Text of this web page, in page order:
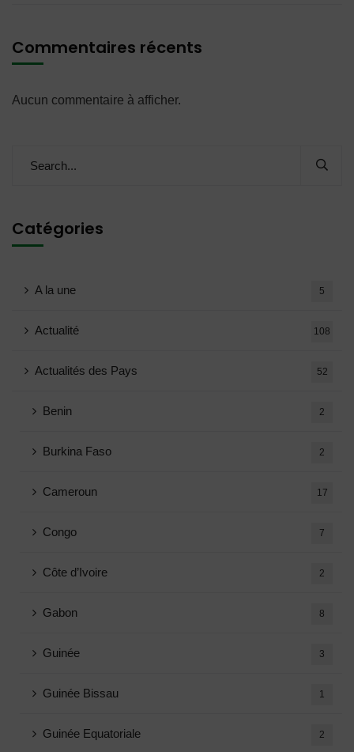
Commentaires récents
Aucun commentaire à afficher.
Catégories
A la une 5
Actualité 108
Actualités des Pays 52
Benin 2
Burkina Faso 2
Cameroun 17
Congo 7
Côte d’Ivoire 2
Gabon 8
Guinée 3
Guinée Bissau 1
Guinée Equatoriale 2